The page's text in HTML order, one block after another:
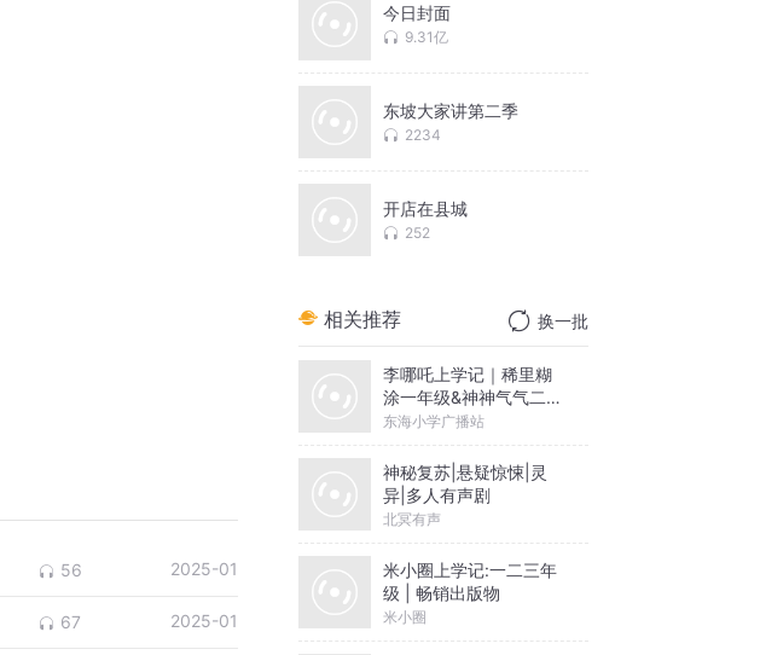
56 2025-01
67 2025-01
今日封面
9.31亿
东坡大家讲第二季
2234
开店在县城
252
相关推荐 换一批
李哪吒上学记｜稀里糊
涂一年级&神神气气二年
级
东海小学广播站
神秘复苏|悬疑惊悚|灵
异|多人有声剧
北冥有声
米小圈上学记:一二三年
级 | 畅销出版物
米小圈